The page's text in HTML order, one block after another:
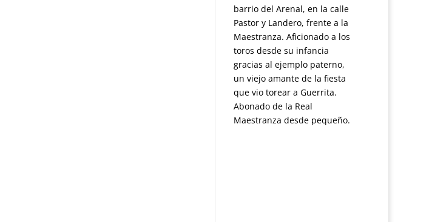
barrio del Arenal, en la calle
Pastor y Landero, frente a la
Maestranza. Aficionado a los
toros desde su infancia
gracias al ejemplo paterno,
un viejo amante de la fiesta
que vio torear a Guerrita.
Abonado de la Real
Maestranza desde pequeño.